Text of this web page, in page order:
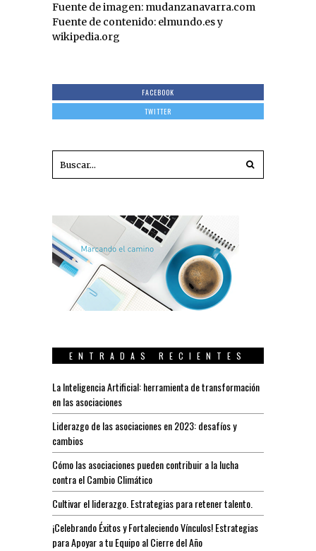
Fuente de imagen: mudanzanavarra.com
Fuente de contenido: elmundo.es y
wikipedia.org
FACEBOOK
TWITTER
ENTRADAS RECIENTES
La Inteligencia Artificial: herramienta de transformación
en las asociaciones
Liderazgo de las asociaciones en 2023: desafíos y
cambios
Cómo las asociaciones pueden contribuir a la lucha
contra el Cambio Climático
Cultivar el liderazgo. Estrategias para retener talento.
¡Celebrando Éxitos y Fortaleciendo Vínculos! Estrategias
para Apoyar a tu Equipo al Cierre del Año